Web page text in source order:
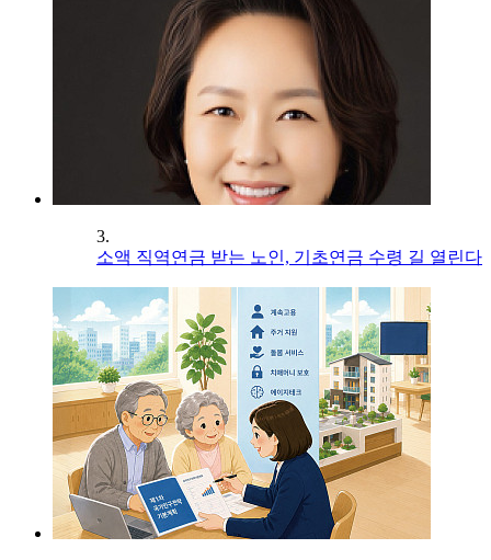
3.
소액 직역연금 받는 노인, 기초연금 수령 길 열린다